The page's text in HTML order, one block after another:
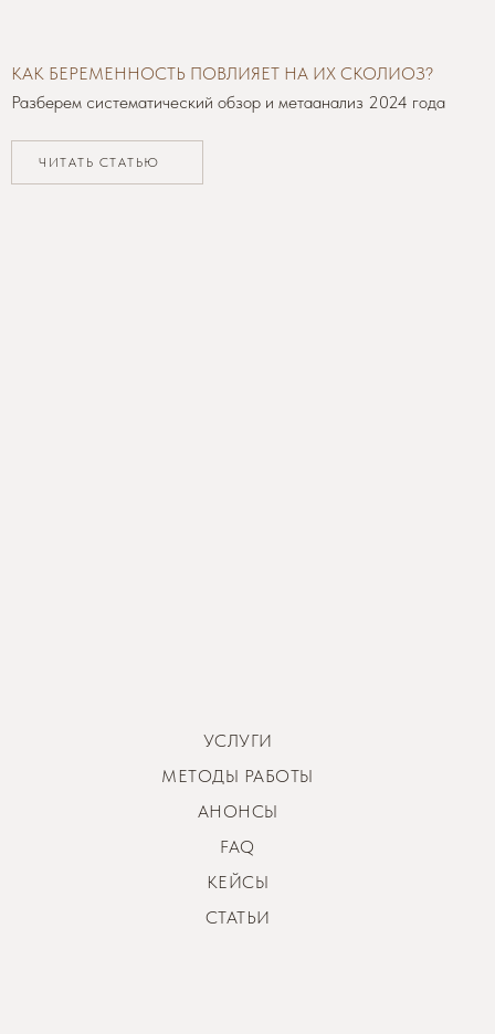
КАК БЕРЕМЕННОСТЬ ПОВЛИЯЕТ НА ИХ СКОЛИОЗ?
Разберем систематический обзор и метаанализ 2024 года
ЧИТАТЬ СТАТЬЮ
СТАТЬИ
АНОНСЫ
FAQ
МЕТОДЫ РАБОТЫ
УСЛУГИ
КЕЙСЫ